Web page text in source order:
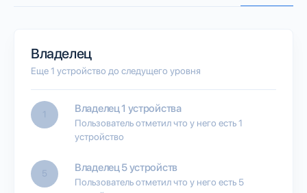
Владелец
Еще 1 устройство до следущего уровня
1 Владелец 1 устройства
Пользователь отметил что у него есть 1
устройство
5 Владелец 5 устройств
Пользователь отметил что у него есть 5